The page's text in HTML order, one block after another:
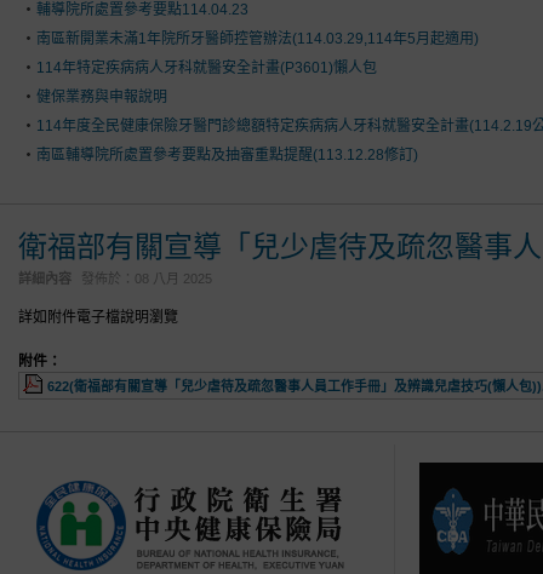
輔導院所處置參考要點114.04.23
南區新開業未滿1年院所牙醫師控管辦法(114.03.29,114年5月起適用)
114年特定疾病病人牙科就醫安全計畫(P3601)懶人包
健保業務與申報說明
114年度全民健康保險牙醫門診總額特定疾病病人牙科就醫安全計畫(114.2.19
南區輔導院所處置參考要點及抽審重點提醒(113.12.28修訂)
衛福部有關宣導「兒少虐待及疏忽醫事
詳細內容 發佈於： 08 八月 2025
詳如附件電子檔說明瀏覽
附件：
622(衛福部有關宣導「兒少虐待及疏忽醫事人員工作手冊」及辨識兒虐技巧(懶人包